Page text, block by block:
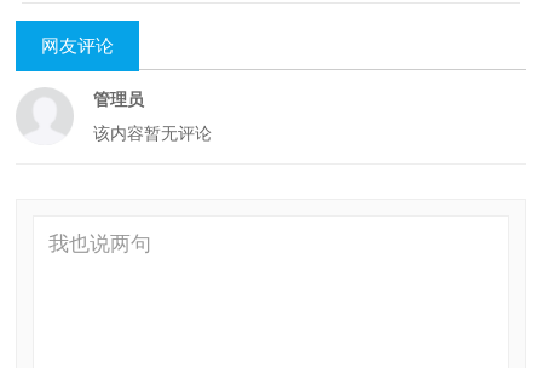
网友评论
管理员
该内容暂无评论